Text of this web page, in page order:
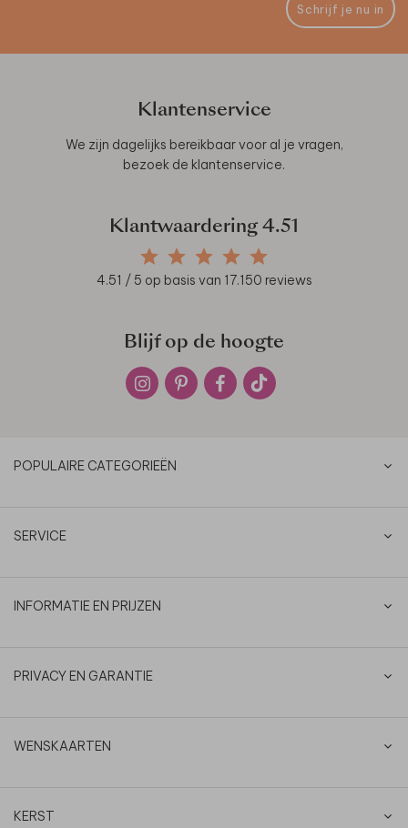
Schrijf je nu in
Klantenservice
We zijn dagelijks bereikbaar voor al je vragen,
bezoek de klantenservice.
Klantwaardering 4.51
4.51 / 5 op basis van 17.150 reviews
Blijf op de hoogte
POPULAIRE CATEGORIEËN
SERVICE
INFORMATIE EN PRIJZEN
PRIVACY EN GARANTIE
WENSKAARTEN
KERST